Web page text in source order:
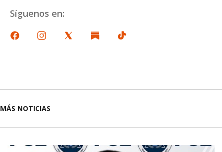
Síguenos en:
MÁS NOTICIAS